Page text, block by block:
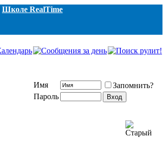
Школе RealTime
Имя
Запомнить?
Пароль